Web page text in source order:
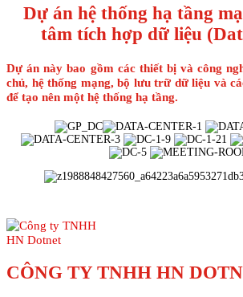
Dự án hệ thống hạ tầng
tâm tích hợp dữ liệu
Dự án này bao gồm các thiết bị và công
chủ, hệ thống mạng, bộ lưu trữ dữ liệu và
để tạo nên một hệ thống hạ tầng.
CÔNG TY TNHH HN